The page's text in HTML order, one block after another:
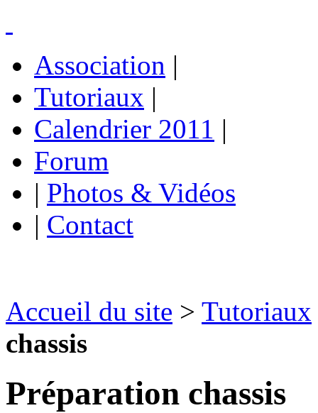
Association |
Tutoriaux |
Calendrier 2011 |
Forum
| Photos & Vidéos
| Contact
Accueil du site > Tutoriaux
chassis
Préparation chassis